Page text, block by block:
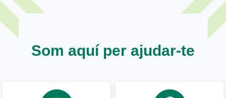
Som aquí per ajudar-te